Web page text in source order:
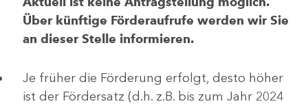
Über künftige Förderaufrufe werden wir Sie
an dieser Stelle informieren.
Je früher die Förderung erfolgt, desto höher
ist der Fördersatz (d.h. z.B. bis zum Jahr 2024